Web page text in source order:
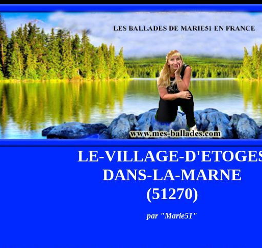
LE-VILLAGE-
DANS-LA-MARNE
(51270)
par "Marie51"